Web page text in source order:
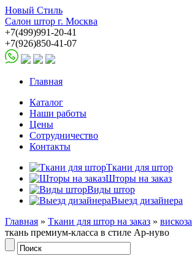
Новый Стиль
Салон штор г. Москва
+7(499)991-20-41
+7(926)850-41-07
Главная
Каталог
Наши работы
Цены
Сотрудничество
Контакты
Ткани для штор
Шторы на заказ
Виды штор
Выезд дизайнера
Главная » Ткани для штор на заказ » вискоза
ткань премиум-класса в стиле Ар-нуво